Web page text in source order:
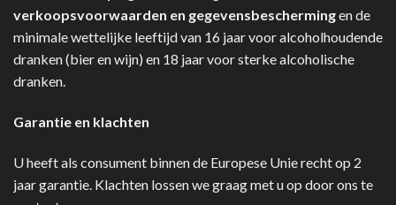
verkoopsvoorwaarden en gegevensbeschermingen de
minimale wettelijke leeftijd van 16 jaar voor alcoholhoudende
dranken (bier en wijn) en 18 jaar voor sterke alcoholische
dranken.
Garantie en klachten
U heeft als consument binnen de Europese Unie recht op 2
jaar garantie. Klachten lossen we graag met u op door ons te